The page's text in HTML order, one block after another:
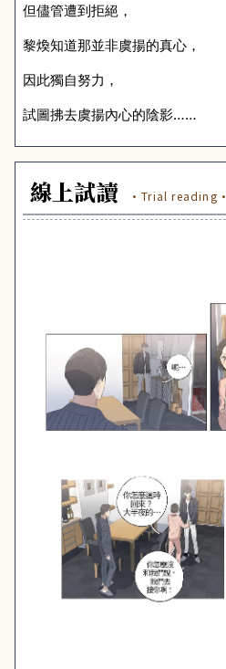
但儘管遭到拒絕，
黎煥知道那並非虞揚的真心，
因此獨自努力，
試圖拂去虞揚內心的陰影……
線上試讀 ·Trial reading·